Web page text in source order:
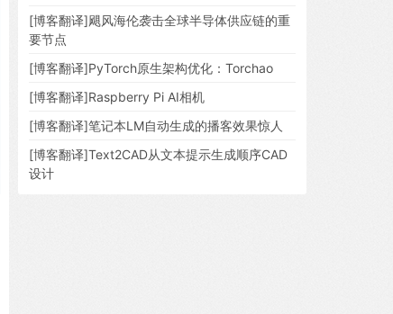
[博客翻译]飓风海伦袭击全球半导体供应链的重
要节点
[博客翻译]PyTorch原生架构优化：Torchao
[博客翻译]Raspberry Pi AI相机
[博客翻译]笔记本LM自动生成的播客效果惊人
[博客翻译]Text2CAD从文本提示生成顺序CAD
设计